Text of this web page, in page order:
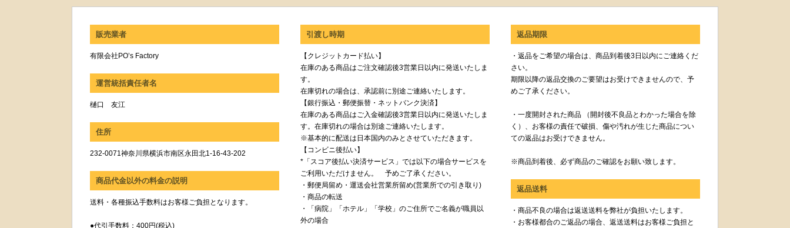
販売業者
有限会社PO’s Factory
運営統括責任者名
樋口 友江
住所
232-0071神奈川県横浜市南区永田北1-16-43-202
商品代金以外の料金の説明
送料・各種振込手数料はお客様ご負担となります。
●代引手数料：400円(税込)
引渡し時期
【クレジットカード払い】
在庫のある商品はご注文確認後3営業日以内に発送いたしま
す。
在庫切れの場合は、承認前に別途ご連絡いたします。
【銀行振込・郵便振替・ネットバンク決済】
在庫のある商品はご入金確認後3営業日以内に発送いたしま
す。在庫切れの場合は別途ご連絡いたします。
※基本的に配送は日本国内のみとさせていただきます。
【コンビニ後払い】
*「スコア後払い決済サービス」では以下の場合サービスを
ご利用いただけません。 予めご了承ください。
・郵便局留め・運送会社営業所留め(営業所での引き取り)
・商品の転送
・「病院」「ホテル」「学校」のご住所でご名義が職員以
外の場合
返品期限
・返品をご希望の場合は、商品到着後3日以内にご連絡くだ
さい。
期限以降の返品交換のご要望はお受けできませんので、予
めご了承ください。
・一度開封された商品 （開封後不良品とわかった場合を除
く）、お客様の責任で破損、傷や汚れが生じた商品につい
ての返品はお受けできません。
※商品到着後、必ず商品のご確認をお願い致します。
返品送料
・商品不良の場合は返送送料を弊社が負担いたします。
・お客様都合のご返品の場合、返送送料はお客様ご負担と